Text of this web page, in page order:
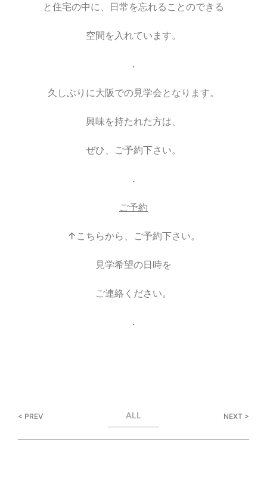
と住宅の中に、日常を忘れることのできる
空間を入れています。
.
久しぶりに大阪での見学会となります。
興味を持たれた方は、
ぜひ、ご予約下さい。
.
ご予約
↑こちらから、ご予約下さい。
見学希望の日時を
ご連絡ください。
.
< PREV ALL NEXT >